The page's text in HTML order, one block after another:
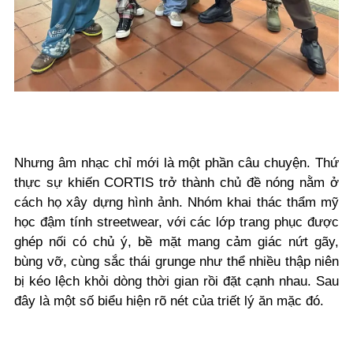
Nhưng âm nhạc chỉ mới là một phần câu chuyện. Thứ
thực sự khiến CORTIS trở thành chủ đề nóng nằm ở
cách họ xây dựng hình ảnh. Nhóm khai thác thẩm mỹ
học đậm tính streetwear, với các lớp trang phục được
ghép nối có chủ ý, bề mặt mang cảm giác nứt gãy,
bùng vỡ, cùng sắc thái grunge như thể nhiều thập niên
bị kéo lệch khỏi dòng thời gian rồi đặt cạnh nhau. Sau
đây là một số biểu hiện rõ nét của triết lý ăn mặc đó.